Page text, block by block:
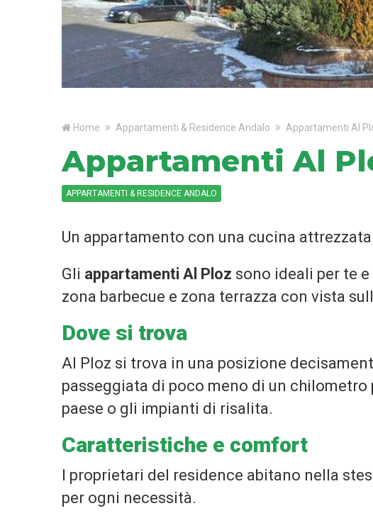
Home Appartamenti & Residence Andalo Appartamenti Al
Appartamenti Al
APPARTAMENTI & RESIDENCE ANDALO
Un appartamento con una cucina
Gli appartamenti Al Ploz sono ideali per te
zona barbecue e zona terrazza con vista
Dove si trova
Al Ploz si trova in una posizione
passeggiata di poco meno di un
paese o gli impianti di risalita.
Caratteristiche e comfort
I proprietari del residence abitano nella
per ogni necessità.